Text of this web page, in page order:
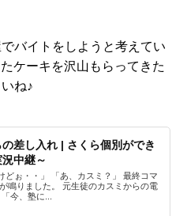
バイトをしようと考えてい
ケーキを沢山もらってきた
ね♪
差し入れ | さくら個別ができ
中継～
どぉ・・」 「あ、カスミ？」 最終コマ
鳴りました。 元生徒のカスミからの電
今、塾に...